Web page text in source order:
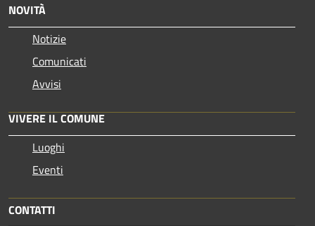
NOVITÀ
Notizie
Comunicati
Avvisi
VIVERE IL COMUNE
Luoghi
Eventi
CONTATTI